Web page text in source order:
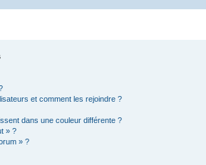
et comment les rejoindre ?
dans une couleur différente ?
» ?
» ?